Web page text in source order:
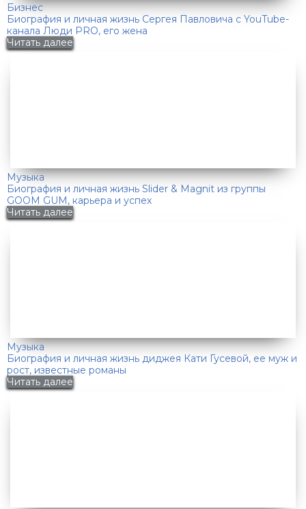
Бизнес
Биография и личная жизнь Сергея Павловича с YouTube-
канала Люди PRO, его жена
Читать далее
Музыка
Биография и личная жизнь Slider & Magnit из группы
GOOM GUM, карьера и успех
Читать далее
Музыка
Биография и личная жизнь диджея Кати Гусевой, ее муж и
рост, известные романы
Читать далее